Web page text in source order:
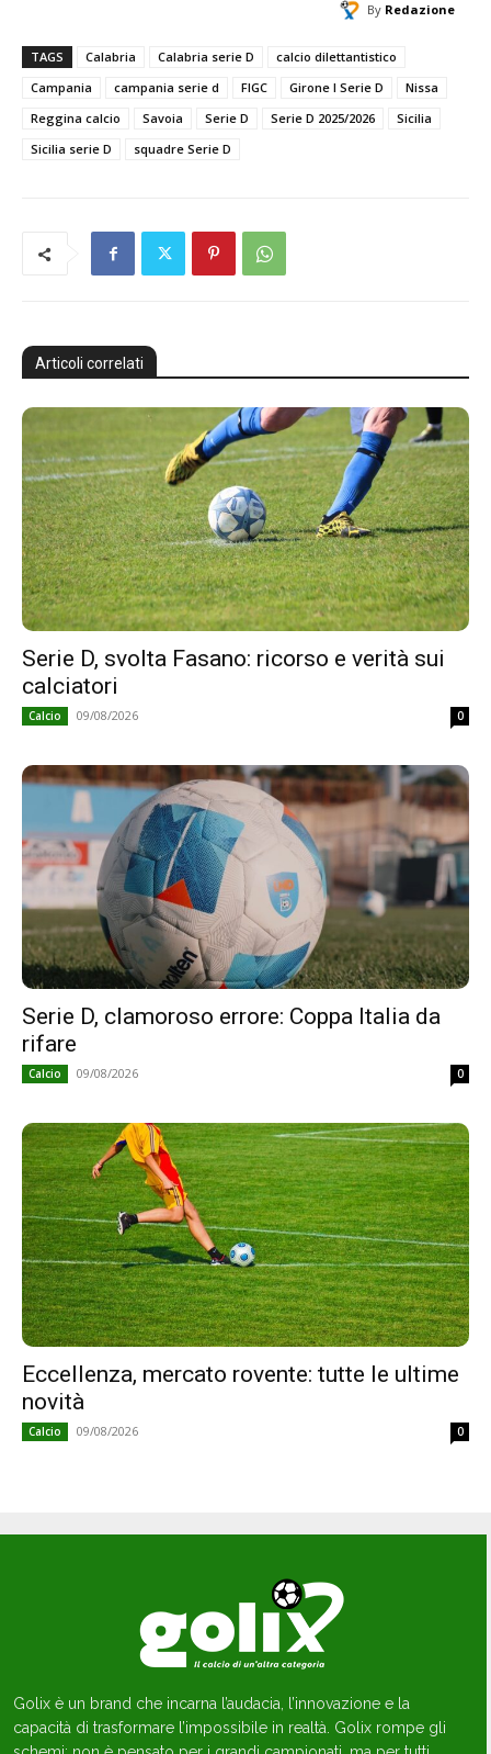
By Redazione
TAGS Calabria Calabria serie D
calcio dilettantistico
Campania
campania serie d FIGC Girone I Serie D
Nissa
Reggina calcio
Savoia Serie D Serie D 2025/2026
Sicilia
Sicilia serie D
squadre Serie D
Articoli correlati
Serie D, svolta Fasano: ricorso e verità sui
calciatori
Calcio 09/08/2026 0
Serie D, clamoroso errore: Coppa Italia da
rifare
Calcio 09/08/2026 0
Eccellenza, mercato rovente: tutte le ultime
novità
Calcio 09/08/2026 0
Golix è un brand che incarna l’audacia, l’innovazione e la
capacità di trasformare l’impossibile in realtà. Golix rompe gli